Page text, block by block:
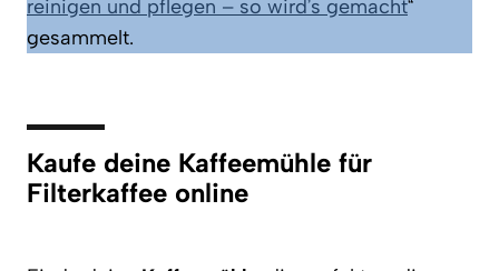
reinigen und pflegen – so wird’s gemacht“
gesammelt.
Kaufe deine Kaffeemühle für
Filterkaffee online